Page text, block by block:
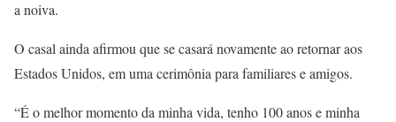
a noiva.
O casal ainda afirmou que se casará novamente ao retornar aos
Estados Unidos, em uma cerimônia para familiares e amigos.
“É o melhor momento da minha vida, tenho 100 anos e minha